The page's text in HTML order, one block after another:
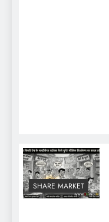
SHARE MARKET